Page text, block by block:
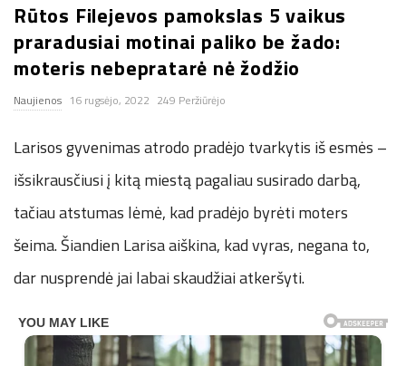
n
.
n
e
t
Rūtos Filejevos pamokslas 5 vaikus
praradusiai motinai paliko be žado:
moteris nebepratarė nė žodžio
Naujienos 16 rugsėjo, 2022 249 Peržiūrėjo
Larisos gyvenimas atrodo pradėjo tvarkytis iš esmės –
išsikrausčiusi į kitą miestą pagaliau susirado darbą,
tačiau atstumas lėmė, kad pradėjo byrėti moters
šeima. Šiandien Larisa aiškina, kad vyras, negana to,
dar nusprendė jai labai skaudžiai atkeršyti.